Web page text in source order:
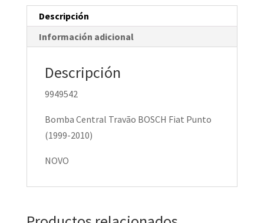
Descripción
Información adicional
Descripción
9949542
Bomba Central Travão BOSCH Fiat Punto
(1999-2010)
NOVO